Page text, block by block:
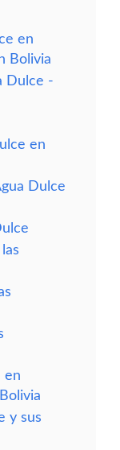
en
Bolivia
Dulce -
en
Dulce
en
y sus